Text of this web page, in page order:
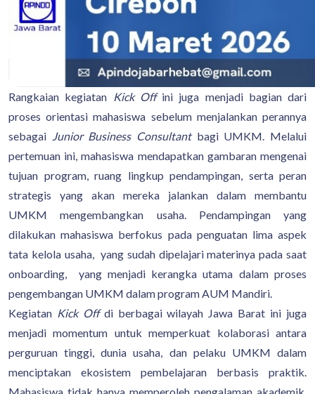
Rangkaian kegiatan Kick Offini juga menjadi bagian dari
proses orientasi mahasiswa sebelum menjalankan perannya
sebagai Junior Business Consultantbagi UMKM. Melalui
pertemuan ini, mahasiswa mendapatkan gambaran mengenai
tujuan program, ruang lingkup pendampingan, serta peran
strategis yang akan mereka jalankan dalam membantu
UMKM mengembangkan usaha. Pendampingan yang
dilakukan mahasiswa berfokus pada penguatan lima aspek
tata kelola usaha, yang sudah dipelajari materinya pada saat
onboarding, yang menjadi kerangka utama dalam proses
pengembangan UMKM dalam program AUM Mandiri.
Kegiatan Kick Offdi berbagai wilayah Jawa Barat ini juga
menjadi momentum untuk memperkuat kolaborasi antara
perguruan tinggi, dunia usaha, dan pelaku UMKM dalam
menciptakan ekosistem pembelajaran berbasis praktik.